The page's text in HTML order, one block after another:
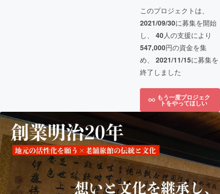
このプロジェクトは、
2021/09/30に募集を開始
し、 40人の支援により
547,000円の資金を集
め、 2021/11/15に募集を
終了しました
もう一度プロジェク
トをやってほしい